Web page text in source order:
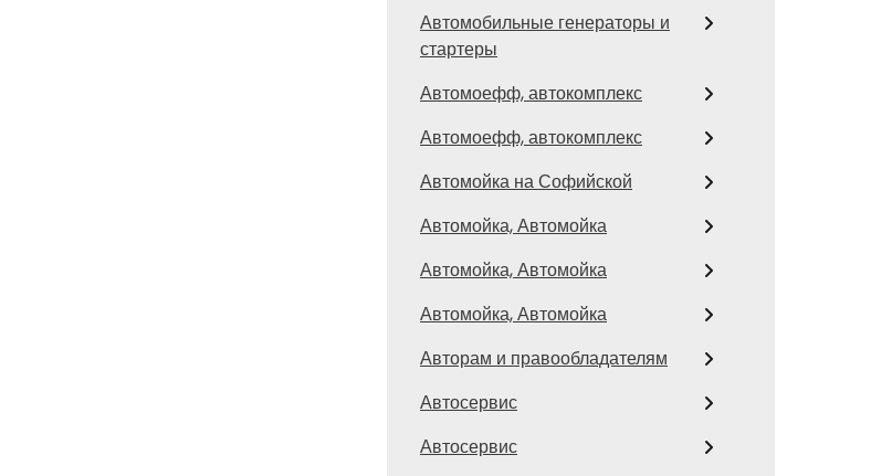
Автомобильные генераторы и
стартеры
Автомоефф, автокомплекс
Автомоефф, автокомплекс
Автомойка на Софийской
Автомойка, Автомойка
Автомойка, Автомойка
Автомойка, Автомойка
Авторам и правообладателям
Автосервис
Автосервис